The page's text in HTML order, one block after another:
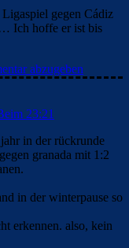
gegen Cádiz
Ich hoffe er ist bis
abzugeben
23:21
in der rückrunde
granada mit 1:2
in der winterpause so
erkennen. also, kein